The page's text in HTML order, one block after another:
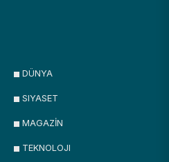
DÜNYA
SIYASET
MAGAZİN
TEKNOLOJI